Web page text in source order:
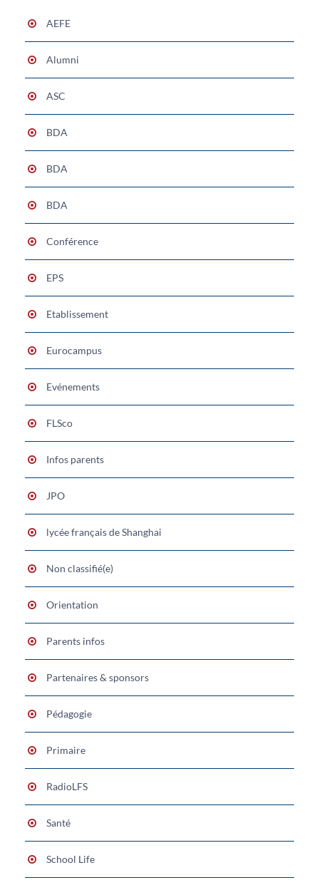
AEFE
Alumni
ASC
BDA
BDA
BDA
Conférence
EPS
Etablissement
Eurocampus
Evénements
FLSco
Infos parents
JPO
lycée français de Shanghai
Non classifié(e)
Orientation
Parents infos
Partenaires & sponsors
Pédagogie
Primaire
RadioLFS
Santé
School Life